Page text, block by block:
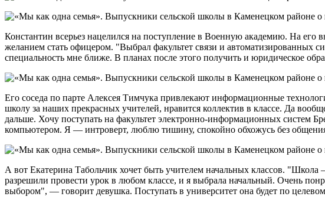
Константин всерьез нацелился на поступление в Военную академию. На
желанием стать офицером. "Выбрал факультет связи и автоматизированных
специальность мне ближе. В планах после этого получить и юридическое
Его соседа по парте Алексея Тимчука привлекают информационные
школу за наших прекрасных учителей, нравится коллектив в классе. Да
дальше. Хочу поступать на факультет электронно-информационных систем
компьютером. Я — интроверт, люблю тишину, спокойно обхожусь без
А вот Екатерина Табольчик хочет быть учителем начальных классов. "Школа
разрешили провести урок в любом классе, и я выбрала начальный. Очень
выбором", — говорит девушка. Поступать в университет она будет по